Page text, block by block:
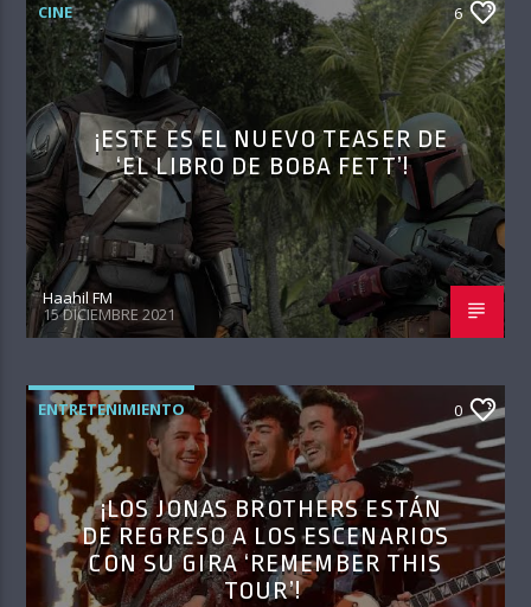
CINE 6
¡ESTE ES EL NUEVO TEASER DE
‘EL LIBRO DE BOBA FETT’!
Haahil FM
15 DICIEMBRE 2021
ENTRETENIMIENTO 0
¡LOS JONAS BROTHERS ESTÁN
DE REGRESO A LOS ESCENARIOS
CON SU GIRA ‘REMEMBER THIS
TOUR’!